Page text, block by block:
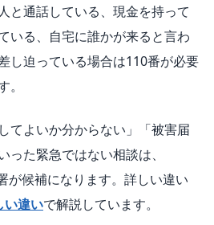
と通話している、現金を持って
いる、自宅に誰かが来ると言わ
し迫っている場合は110番が必要
てよいか分からない」「被害届
った緊急ではない相談は、
が候補になります。詳しい違い
い違いで解説しています。